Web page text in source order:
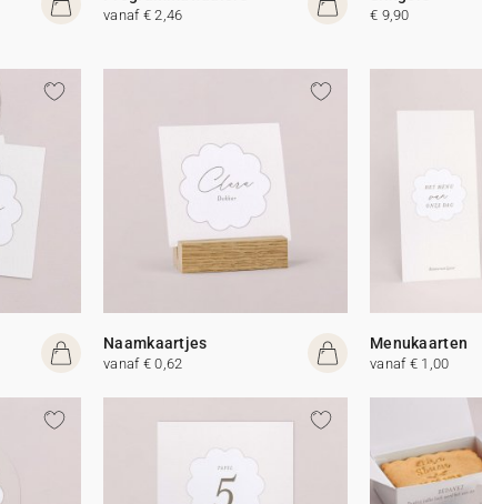
vanaf € 2,46 € 9,90
Naamkaartjes
vanaf € 0,62
Menukaarten
vanaf € 1,00